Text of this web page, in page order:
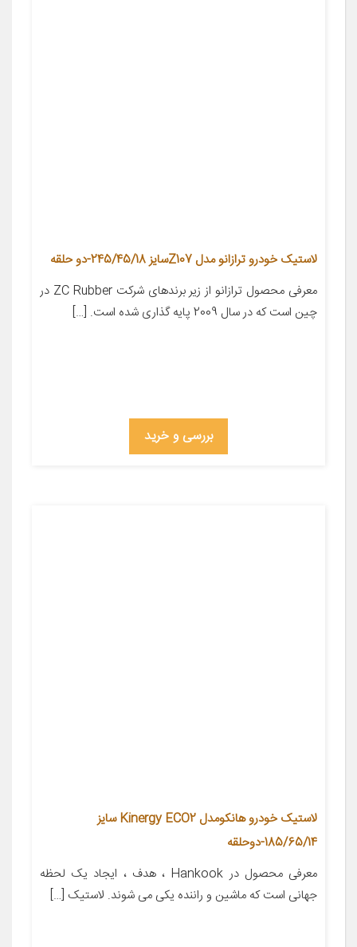
لاستیک خودرو ترازانو مدل Z107سایز 245/45/18-دو حلقه
معرفی محصول ترازانو از زیر برندهای شرکت ZC Rubber در
چین است که در سال 2009 پایه گذاری شده است. […]
بررسی و خرید
لاستیک خودرو هانکومدل Kinergy ECO2 سایز
185/65/14-دوحلقه
معرفی محصول در Hankook ، هدف ، ایجاد یک لحظه
جهانی است که ماشین و راننده یکی می شوند. لاستیک […]